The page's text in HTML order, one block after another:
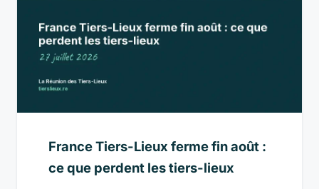
France Tiers-Lieux ferme fin août :
ce que perdent les tiers-lieux